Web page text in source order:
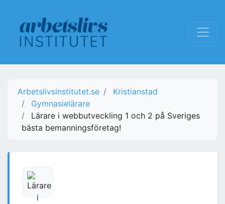
Arbetslivsinstitutet.se
Kristianstad
Gymnasielärare
Lärare i webbutveckling 1 och 2 på Sveriges
bästa bemanningsföretag!